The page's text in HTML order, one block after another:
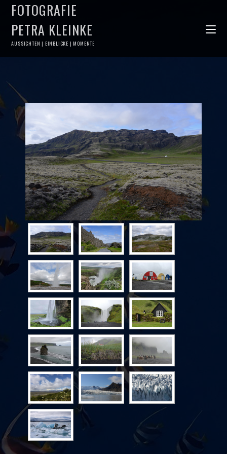
FOTOGRAFIE
PETRA KLEINKE
AUSSICHTEN | EINBLICKE | MOMENTE